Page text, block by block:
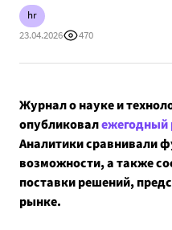
hr
23.04.2026
470
Журнал о науке и
опубликовалежегодный
Аналитики сравнивали
возможности, а также
поставки решений,
рынке.